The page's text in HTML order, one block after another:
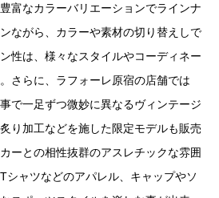
富なカラーバリエーションでラインナ
ながら、カラーや素材の切り替えしで
性は、様々なスタイルやコーディネー
さらに、ラフォーレ原宿の店舗では
で一足ずつ微妙に異なるヴィンテージ
り加工などを施した限定モデルも販売
ーとの相性抜群のアスレチックな雰囲
シャツなどのアパレル、キャップやソ